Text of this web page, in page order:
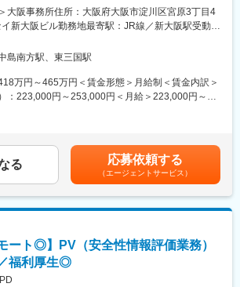
ことが可能で自律的なキャリアチェンジができる
自己申告」などの制度も整備されております。
www.eps.co.jp/ja/recruit/strength.php
社の定める業務
修やOJT等の研修を経て、モニタリング業務（全
行っていただきます。
）が契約事項、GCP、SOP、その他関連する法規
実施されているかを、医療機関を訪問または遠隔
ともに、症例報告書の回収・精査します。
ご参照ください！
】
環境
ス制（2つの系列を縦・横に組み合わせて網目のよ
必要に応じて適宜設けられています。
CROのリーディングカンパニーとしての数多くの
の経験から得られた知見をナレッジとして的確に
大阪事務所住所：大阪府大阪市淀川区宮原3丁目4
新大阪ビル勤務地最寄駅：JR線／新大阪駅受動喫
面禁煙変更の範囲：会社の定める事業所（リモー
島南方駅、東三国駅
万円～465万円＜賃金形態＞月給制＜賃金内訳＞
：223,000円～253,000円＜月給＞223,000円～
能性があります。月給(月額)は固定手当を含めた表
る 応募依頼する
（エージェントサービス）
ート◎】PV（安全性情報評価業務）
福利厚生◎